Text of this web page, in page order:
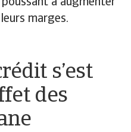
à augmenter
marges.
s’est
des